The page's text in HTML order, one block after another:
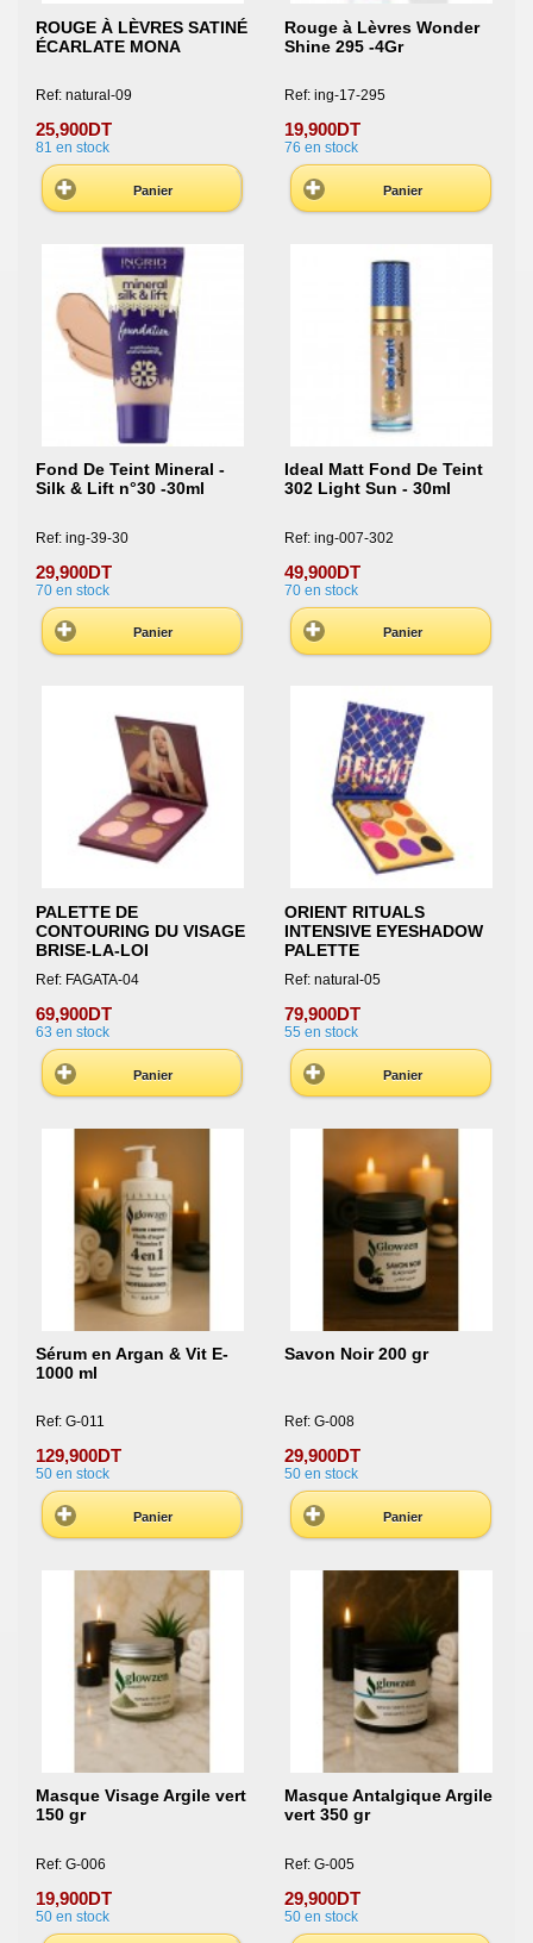
ROUGE À LÈVRES SATINÉ
ÉCARLATE MONA
Ref: natural-09
25,900DT
81 en stock
Panier
Rouge à Lèvres Wonder
Shine 295 -4Gr
Ref: ing-17-295
19,900DT
76 en stock
Panier
Fond De Teint Mineral -
Silk & Lift n°30 -30ml
Ref: ing-39-30
29,900DT
70 en stock
Panier
Ideal Matt Fond De Teint
302 Light Sun - 30ml
Ref: ing-007-302
49,900DT
70 en stock
Panier
PALETTE DE
CONTOURING DU VISAGE
BRISE-LA-LOI
Ref: FAGATA-04
69,900DT
63 en stock
Panier
ORIENT RITUALS
INTENSIVE EYESHADOW
PALETTE
Ref: natural-05
79,900DT
55 en stock
Panier
Sérum en Argan & Vit E-
1000 ml
Ref: G-011
129,900DT
50 en stock
Panier
Savon Noir 200 gr
Ref: G-008
29,900DT
50 en stock
Panier
Masque Visage Argile vert
150 gr
Ref: G-006
19,900DT
50 en stock
Masque Antalgique Argile
vert 350 gr
Ref: G-005
29,900DT
50 en stock